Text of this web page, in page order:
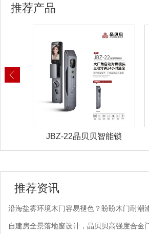
推荐产品
JBZ-22晶贝贝智能锁
推荐资讯
沿海盐雾环境木门容易褪色？盼盼木门耐潮
自建房全景落地窗设计，晶贝贝高强度合金